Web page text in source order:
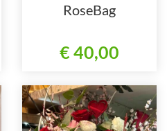
RoseBag
€ 40,00